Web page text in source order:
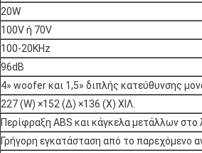
20W
100V ή 70V
100-20KHz
96dB
4» woofer και 1,5» διπλής κατεύθυνσης
227 (W) ×152 (Δ) ×136 (Χ) ΧΙΛ.
Περίφραξη ABS και κάγκελα μετάλλων στο
Γρήγορη εγκατάσταση από το παρεχόμενο